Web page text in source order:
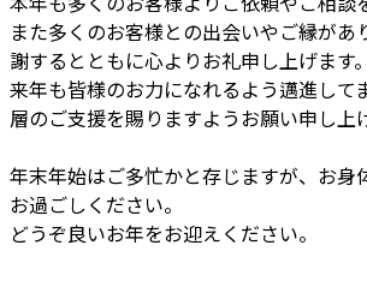
また多くのお客様との出会いやご縁があ
謝するとともに心よりお礼申し上げます。
来年も皆様のお力になれるよう邁進して
層のご支援を賜りますようお願い申し上
年末年始はご多忙かと存じますが、お身
お過ごしください。
どうぞ良いお年をお迎えください。